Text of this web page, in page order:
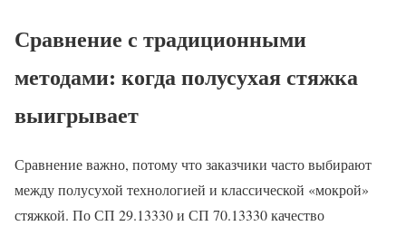
Сравнение с традиционными
методами: когда полусухая стяжка
выигрывает
Сравнение важно, потому что заказчики часто выбирают
между полусухой технологией и классической «мокрой»
стяжкой. По СП 29.13330 и СП 70.13330 качество